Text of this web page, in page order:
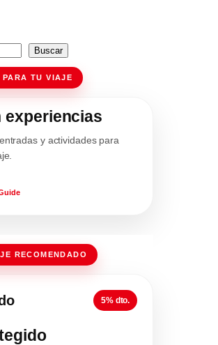
Buscar
PARA TU VIAJE
experiencias
y actividades para
RECOMENDADO
5% dto.